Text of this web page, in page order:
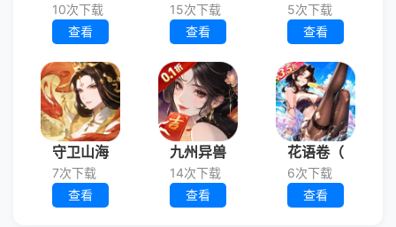
10次下载
查看
15次下载
查看
5次下载
查看
守卫山海
7次下载
查看
九州异兽
14次下载
查看
花语卷（
6次下载
查看